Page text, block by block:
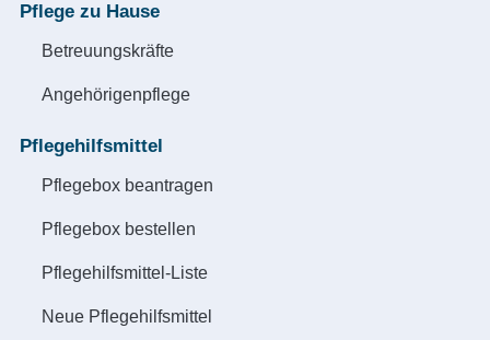
Pflege zu Hause
Betreuungskräfte
Angehörigenpflege
Pflegehilfsmittel
Pflegebox beantragen
Pflegebox bestellen
Pflegehilfsmittel-Liste
Neue Pflegehilfsmittel